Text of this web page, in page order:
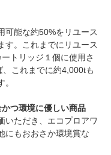
可能な約50%をリユース
す。これまでにリユース
トリッジ１個に使用さ
これまでに約4,000tも
つ環境に優しい商品
いただき、エコプロアワ
にもおおさか環境賞な